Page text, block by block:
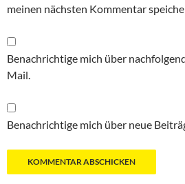
meinen nächsten Kommentar
Benachrichtige mich über
Mail.
Benachrichtige mich über neue